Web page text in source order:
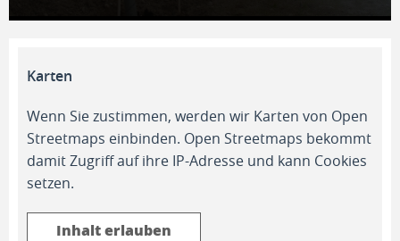
Karten
Wenn Sie zustimmen, werden wir Karten von Open
Streetmaps einbinden. Open Streetmaps bekommt
damit Zugriff auf ihre IP-Adresse und kann Cookies
setzen.
Inhalt erlauben